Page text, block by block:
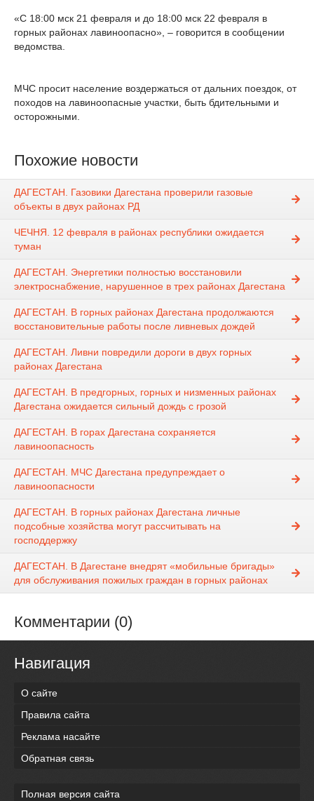
«С 18:00 мск 21 февраля и до 18:00 мск 22 февраля в
горных районах лавиноопасно», – говорится в сообщении
ведомства.
МЧС просит население воздержаться от дальних поездок, от
походов на лавиноопасные участки, быть бдительными и
осторожными.
Похожие новости
ДАГЕСТАН. Газовики Дагестана проверили газовые
объекты в двух районах РД
ЧЕЧНЯ. 12 февраля в районах республики ожидается
туман
ДАГЕСТАН. Энергетики полностью восстановили
электроснабжение, нарушенное в трех районах Дагестана
ДАГЕСТАН. В горных районах Дагестана продолжаются
восстановительные работы после ливневых дождей
ДАГЕСТАН. Ливни повредили дороги в двух горных
районах Дагестана
ДАГЕСТАН. В предгорных, горных и низменных районах
Дагестана ожидается сильный дождь с грозой
ДАГЕСТАН. В горах Дагестана сохраняется
лавиноопасность
ДАГЕСТАН. МЧС Дагестана предупреждает о
лавиноопасности
ДАГЕСТАН. В горных районах Дагестана личные
подсобные хозяйства могут рассчитывать на
господдержку
ДАГЕСТАН. В Дагестане внедрят «мобильные бригады»
для обслуживания пожилых граждан в горных районах
Комментарии (0)
Навигация
О сайте
Правила сайта
Реклама насайте
Обратная связь
Полная версия сайта